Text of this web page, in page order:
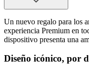
Un nuevo regalo para los
experiencia Premium en
dispositivo presenta una
Diseño icónico, por